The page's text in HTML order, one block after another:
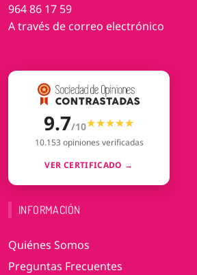
964 86 17 59
A través de correo electrónico
9.7/10★★★★★
★★★★★
10.153 opiniones verificadas
VER CERTIFICADO →
INFORMACIÓN
Quiénes Somos
Preguntas Frecuentes